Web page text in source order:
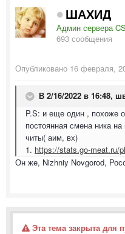
ШАХИД
Админ сервера
693 сообщения
Опубликовано 16 февраля,
В 2/16/2022 в 16:48,
P.S: и еще один , похоже
постоянная смена ника
читы( аим, вх)
1. https://stats.go-meat.ru/
Он же, Nizhniy Novgorod,
Эта тема закрыта для